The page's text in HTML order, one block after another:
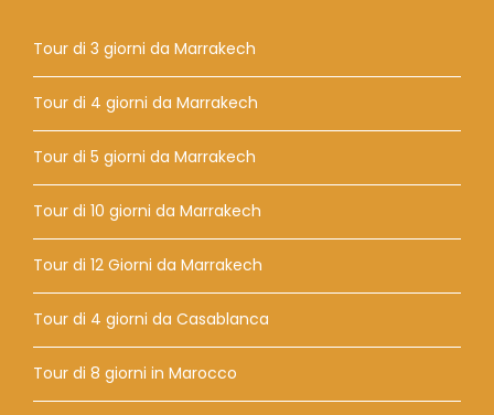
Tour di 3 giorni da Marrakech
Tour di 4 giorni da Marrakech
Tour di 5 giorni da Marrakech
Tour di 10 giorni da Marrakech
Tour di 12 Giorni da Marrakech
Tour di 4 giorni da Casablanca
Tour di 8 giorni in Marocco